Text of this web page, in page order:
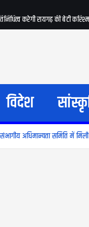
करेगी रायगढ़ की बेटी
विदेश
अधिमान्यता समिति में